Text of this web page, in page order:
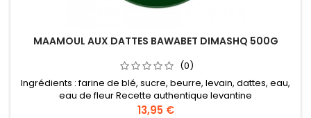
MAAMOUL AUX DATTES BAWABET DIMASHQ 500G
(0)
Ingrédients : farine de blé, sucre, beurre, levain, dattes, eau,
eau de fleur Recette authentique levantine
13,95 €